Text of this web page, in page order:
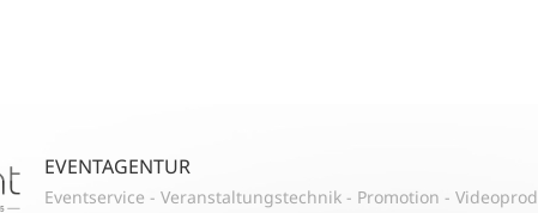
EVENTAGENTUR
Eventservice - Veranstaltungstechnik - Promotion -